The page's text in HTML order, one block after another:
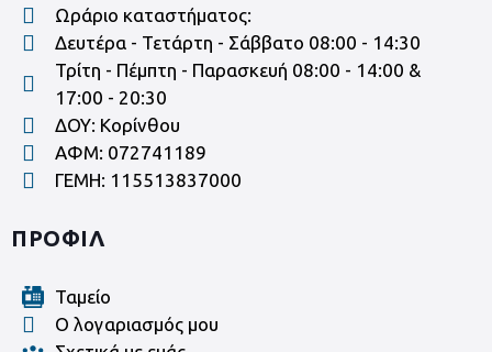
Ωράριο καταστήματος:
Δευτέρα - Τετάρτη - Σάββατο 08:00 - 14:30
Τρίτη - Πέμπτη - Παρασκευή 08:00 - 14:00 &
17:00 - 20:30
ΔΟΥ: Κορίνθου
ΑΦΜ: 072741189
ΓΕΜΗ: 115513837000
ΠΡΟΦΙΛ
Ταμείο
Ο λογαριασμός μου